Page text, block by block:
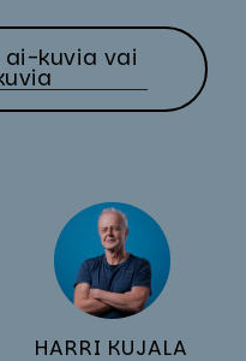
ai-kuvia vai
HAR­RI KU­JA­LA